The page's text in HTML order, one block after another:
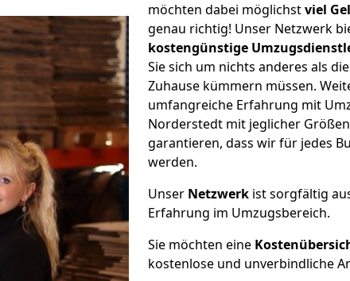
möchten dabei möglichstviel
genau richtig! Unser Netzwerk
kostengünstige
Sie sich um nichts anderes als
Zuhause kümmern müssen.
umfangreiche Erfahrung mit
Norderstedt mit jeglicher
garantieren, dass wir für jedes
werden.
Unser Netzwerk ist sorgfältig
Erfahrung im Umzugsbereich.
Sie möchten eine
kostenlose und unverbindliche